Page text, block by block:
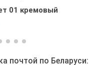
цвет 507 античный
почтой по Беларуси: